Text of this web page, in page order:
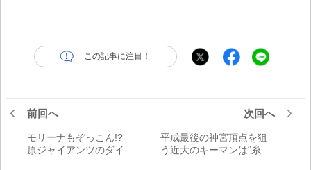
この記事に注目！
前回へ
モリーナもぞっこん!?
原ジャイアンツのダイヤ
次回へ
平成最後の神宮頂点を狙
う近大のキーマンは“糸井